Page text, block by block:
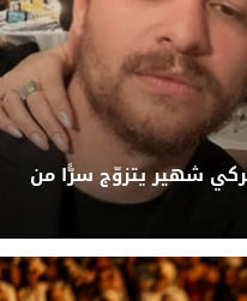
نجم تركي شهير يتزوّج سرًّا من